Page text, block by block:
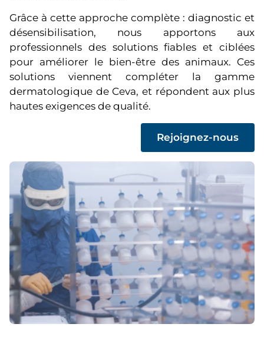
Grâce à cette approche complète : diagnostic et
désensibilisation, nous apportons aux
professionnels des solutions fiables et ciblées
pour améliorer le bien-être des animaux. Ces
solutions viennent compléter la gamme
dermatologique de Ceva, et répondent aux plus
hautes exigences de qualité.
Rejoignez-nous